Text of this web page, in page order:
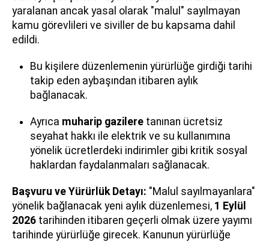
yaralanan ancak yasal olarak "malul" sayılmayan
kamu görevlileri ve siviller de bu kapsama dahil
edildi.
Bu kişilere düzenlemenin yürürlüğe girdiği tarihi
takip eden aybaşından itibaren aylık
bağlanacak.
Ayrıca muharip gazilere tanınan ücretsiz
seyahat hakkı ile elektrik ve su kullanımına
yönelik ücretlerdeki indirimler gibi kritik sosyal
haklardan faydalanmaları sağlanacak.
Başvuru ve Yürürlük Detayı: "Malul sayılmayanlara"
yönelik bağlanacak yeni aylık düzenlemesi, 1 Eylül
2026 tarihinden itibaren geçerli olmak üzere yayımı
tarihinde yürürlüğe girecek. Kanunun yürürlüğe